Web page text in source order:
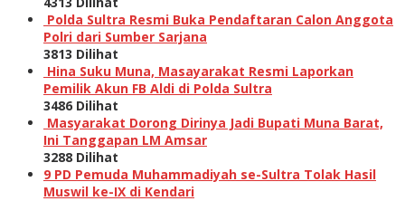
Polda Sultra Resmi Buka Pendaftaran Calon Anggota
Polri dari Sumber Sarjana
3813 Dilihat
Hina Suku Muna, Masayarakat Resmi Laporkan
Pemilik Akun FB Aldi di Polda Sultra
3486 Dilihat
Masyarakat Dorong Dirinya Jadi Bupati Muna Barat,
Ini Tanggapan LM Amsar
3288 Dilihat
9 PD Pemuda Muhammadiyah se-Sultra Tolak Hasil
Muswil ke-IX di Kendari